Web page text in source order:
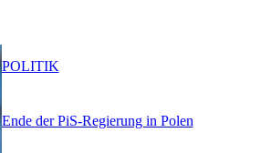
Ende der PiS-Regierung in Polen
POLITIK